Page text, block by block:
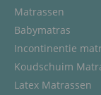
Matrassen
Babymatras
Incontinentie
Koudschuim
Latex Matrassen